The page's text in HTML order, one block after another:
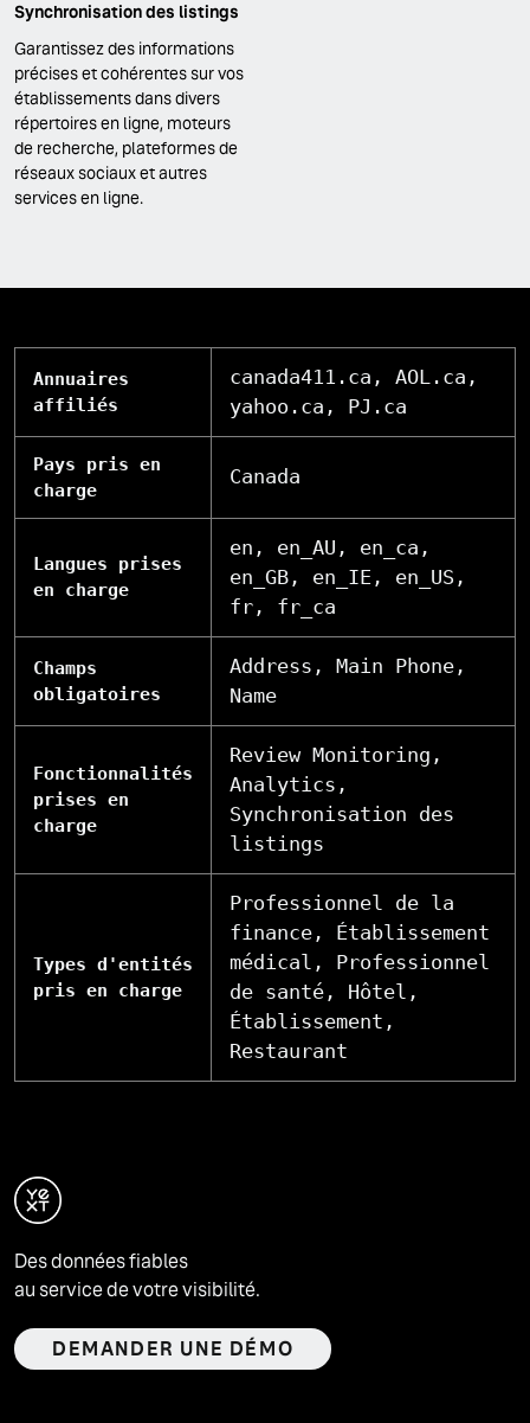
Synchronisation des listings
Garantissez des informations
précises et cohérentes sur vos
établissements dans divers
répertoires en ligne, moteurs
de recherche, plateformes de
réseaux sociaux et autres
services en ligne.
Annuaires
affiliés
canada411.ca, AOL.ca,
yahoo.ca, PJ.ca
Pays pris en
charge
Canada
Langues prises
en charge
en, en_AU, en_ca,
en_GB, en_IE, en_US,
fr, fr_ca
Champs
obligatoires
Address, Main Phone,
Name
Fonctionnalités
prises en
charge
Review Monitoring,
Analytics,
Synchronisation des
listings
Types d'entités
pris en charge
Professionnel de la
finance, Établissement
médical, Professionnel
de santé, Hôtel,
Établissement,
Restaurant
Des données fiables
au service de votre visibilité.
DEMANDER UNE DÉMO